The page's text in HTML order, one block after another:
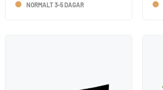
NORMALT 3-5 DAGAR